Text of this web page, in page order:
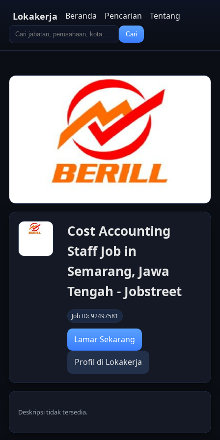
Lokakerja Beranda Pencarian Tentang
Cari
Cost Accounting
Staff Job in
Semarang, Jawa
Tengah - Jobstreet
Job ID: 92497581
Lamar Sekarang
Profil di Lokakerja
Deskripsi tidak tersedia.